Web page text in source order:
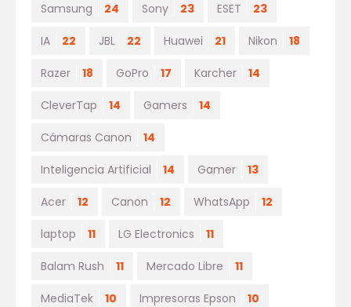
Samsung 24 Sony 23 ESET 23
IA 22 JBL 22 Huawei 21 Nikon 18
Razer 18 GoPro 17 Karcher 14
CleverTap 14 Gamers 14
Cámaras Canon 14
Inteligencia Artificial 14 Gamer 13
Acer 12 Canon 12 WhatsApp 12
laptop 11 LG Electronics 11
Balam Rush 11 Mercado Libre 11
MediaTek 10 Impresoras Epson 10